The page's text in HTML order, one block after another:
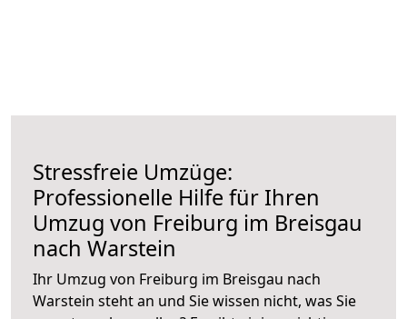
Stressfreie Umzüge:
Professionelle Hilfe für Ihren
Umzug von Freiburg im Breisgau
nach Warstein
Ihr Umzug von Freiburg im Breisgau nach
Warstein steht an und Sie wissen nicht, was Sie